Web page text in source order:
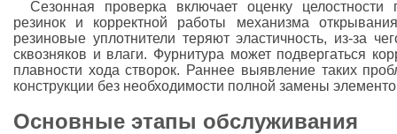
Сезонная проверка включает оценку целостности
резинок и корректной работы механизма
резиновые уплотнители теряют эластичность, из-за
сквозняков и влаги. Фурнитура может подвергаться
плавности хода створок. Раннее выявление таких
конструкции без необходимости полной замены
Основные этапы обслуживания